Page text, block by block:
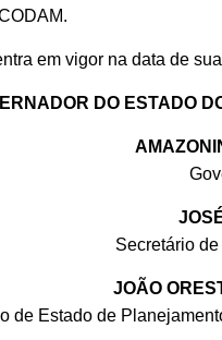
em vigor na data de
DO ESTADO
Secretário
JOÃO
de Estado de